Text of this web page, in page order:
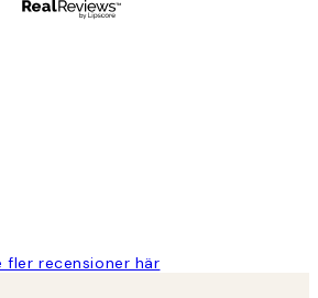
fler recensioner här